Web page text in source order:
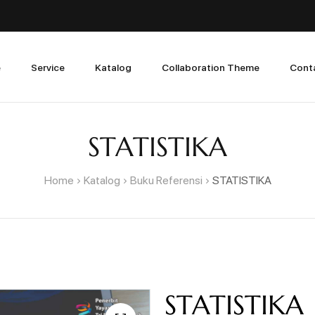
Service Katalog Collaboration Theme
STATISTIKA
Home Katalog Buku Referensi STATISTIKA
STATISTIKA